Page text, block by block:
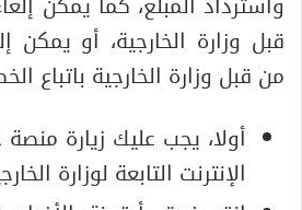
قبل وزارة الخارجية، أو يمكن
من قبل وزارة الخارجية باتباع
أولا، يجب عليك زيارة
الإنترنت التابعة لوزارة